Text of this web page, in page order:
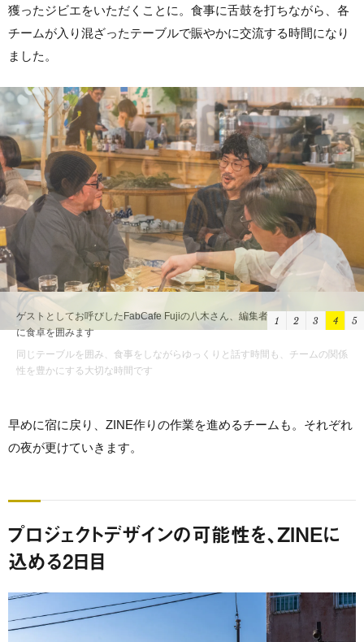
獲ったジビエをいただくことに。食事に舌鼓を打ちながら、各
チームが入り混ざったテーブルで賑やかに交流する時間になり
ました。
同じテーブルを囲み、食事をしながらゆっくりと話す時間も、チームの関係
性を豊かにする大切な時間です
1 2 3 4 5
早めに宿に戻り、ZINE作りの作業を進めるチームも。それぞれ
の夜が更けていきます。
プロジェクトデザインの可能性を、ZINEに
込める2日目